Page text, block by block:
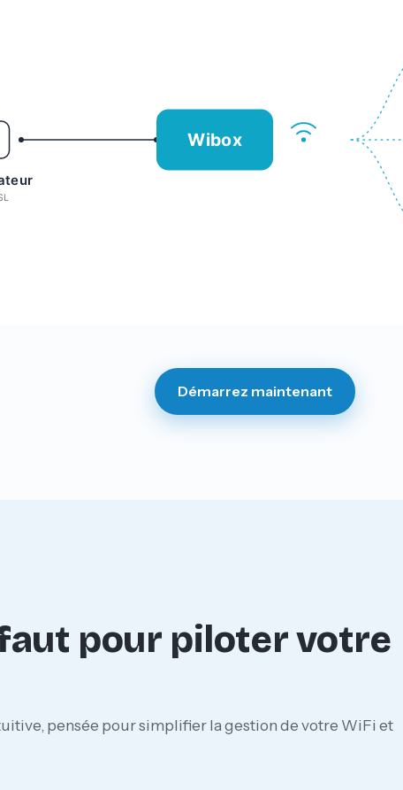
Wibox
Démarrez maintenant
pour piloter votre
pensée pour simplifier la gestion de votre WiFi et